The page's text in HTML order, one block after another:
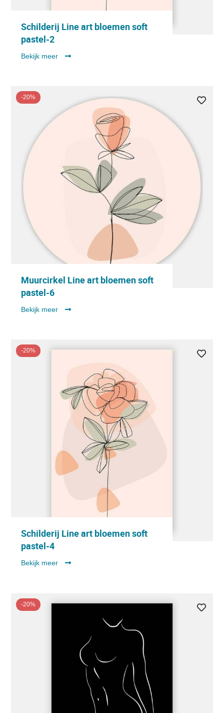
Schilderij Line art bloemen soft
pastel-2
Bekijk meer
-20%
Muurcirkel Line art bloemen soft
pastel-6
Bekijk meer
-20%
Schilderij Line art bloemen soft
pastel-4
Bekijk meer
-20%